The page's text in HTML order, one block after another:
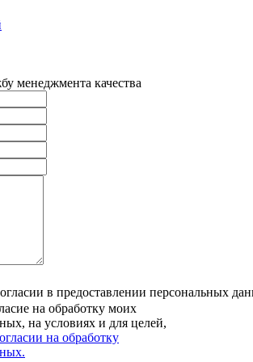
менеджмента качества
в предоставлении персональных
на обработку моих
на условиях и для целей,
на обработку